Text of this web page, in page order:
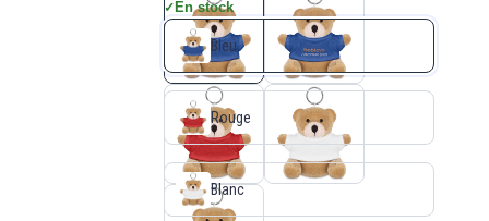
✓ En stock
Bleu
Rouge
Blanc